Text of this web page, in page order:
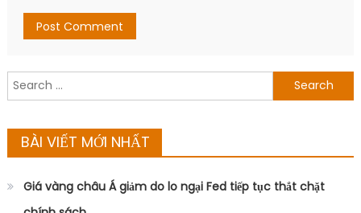
Search
for:
BÀI VIẾT MỚI NHẤT
Giá vàng châu Á giảm do lo ngại Fed tiếp tục thắt chặt